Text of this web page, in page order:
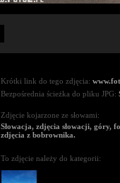
Krótki link do tego zdjęcia:
Bezpośrednia ścieżka do pliku JPG:
Zdjęcie kojarzone ze słowami:
Słowacja, zdjęcia słowacji, góry,
zdjęcia z bobrownika.
To zdjęcie należy do kategorii: